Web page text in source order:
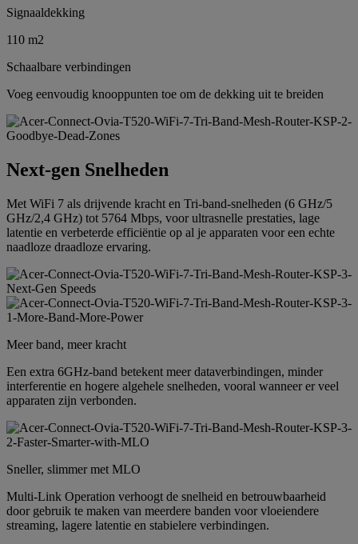
Signaaldekking
110 m2
Schaalbare verbindingen
Voeg eenvoudig knooppunten toe om de dekking uit te breiden
Next-gen Snelheden
Met WiFi 7 als drijvende kracht en Tri-band-snelheden (6 GHz/5
GHz/2,4 GHz) tot 5764 Mbps, voor ultrasnelle prestaties, lage
latentie en verbeterde efficiëntie op al je apparaten voor een echte
naadloze draadloze ervaring.
Meer band, meer kracht
Een extra 6GHz-band betekent meer dataverbindingen, minder
interferentie en hogere algehele snelheden, vooral wanneer er veel
apparaten zijn verbonden.
Sneller, slimmer met MLO
Multi-Link Operation verhoogt de snelheid en betrouwbaarheid
door gebruik te maken van meerdere banden voor vloeiendere
streaming, lagere latentie en stabielere verbindingen.